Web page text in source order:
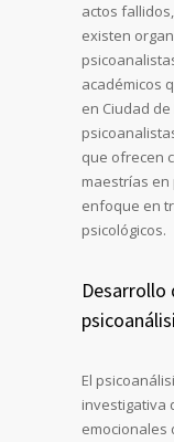
actos
existen
académicos
en Ciudad
que ofrecen
maestrías en
enfoque en
psicológicos.
Desarrollo
El
investigativa
emocionales